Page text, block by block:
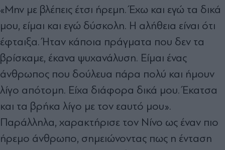
«Μην με βλέπεις έτσι ήρεμη. Έχω και εγώ τα δικά
μου, είμαι και εγώ δύσκολη. Η αλήθεια είναι ότι
έφταιξα. Ήταν κάποια πράγματα που δεν τα
βρίσκαμε, έκανα ψυχανάλυση. Είμαι ένας
άνθρωπος που δούλευα πάρα πολύ και ήμουν
λίγο απότομη. Είχα διάφορα δικά μου. Έκατσα
και τα βρήκα λίγο με τον εαυτό μου».
Παράλληλα, χαρακτήρισε τον Νίνο ως έναν πιο
ήρεμο άνθρωπο, σημειώνοντας πως η ένταση